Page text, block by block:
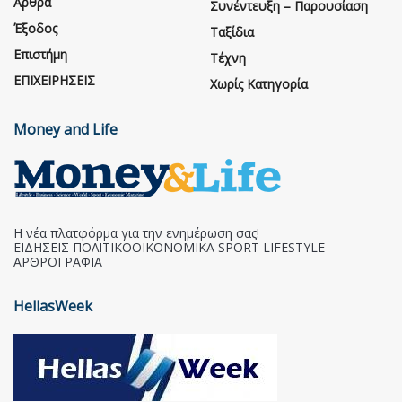
Έξοδος
Επιστήμη
ΕΠΙΧΕΙΡΗΣΕΙΣ
Συνέντευξη – Παρουσίαση
Ταξίδια
Τέχνη
Χωρίς Κατηγορία
Money and Life
Η νέα πλατφόρμα για την ενημέρωση σας!
ΕΙΔΗΣΕΙΣ ΠΟΛΙΤΙΚΟΟΙΚΟΝΟΜΙΚΑ SPORT LIFESTYLE
ΑΡΘΡΟΓΡΑΦΙΑ
HellasWeek